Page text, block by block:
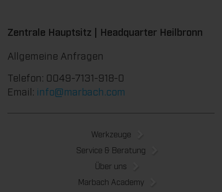
Zentrale Hauptsitz | Headquarter Heilbronn
Allgemeine Anfragen
Telefon: 0049-7131-918-0
Email: info@marbach.com
Werkzeuge
Service & Beratung
Über uns
Marbach Academy